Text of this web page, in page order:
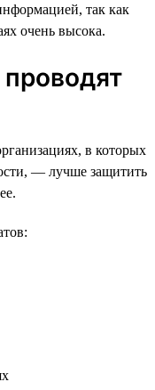
так как
очень высока.
в которых
— лучше защитить